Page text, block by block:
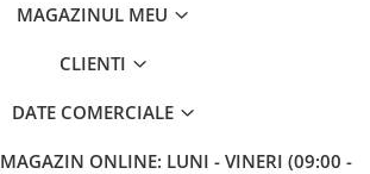
MAGAZINUL MEU
CLIENTI
DATE COMERCIALE
MAGAZIN ONLINE: LUNI - VINERI (09:00 -